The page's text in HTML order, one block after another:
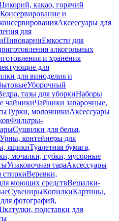
какао, горячий
Консервирование и
Аксессуары для
для
ПивоварниЕмкости для
алкогольных
и хранения
для
для виноделия и
Уборочный
тазы для уборкиНаборы
чайникиЧайники заварочные,
Турки, молочникиАксессуары
Фильтры-
Сушилки для белья,
Урны, контейнеры для
ящикиТуалетная бумага,
мочалки, губки, мусорные
Упаковочная тараАксессуары
стиркиВеревки,
моющих средствВешалки-
СувенирыКопилкиКартины,
фотографий,
подставки для